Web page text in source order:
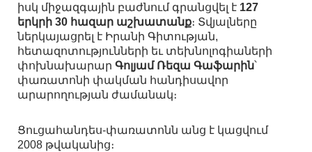
իսկ միջազգային բաժնում գրանցվել է 127
երկրի 30 հազար աշխատանք։ Տվյալները
ներկայացրել է Իրանի Գիտության,
հետազոտությունների եւ տեխնոլոգիաների
փոխնախարար Գոլյամ Ռեզա Գաֆարին՝
փառատոնի փակման հանդիսավոր
արարողության ժամանակ։
Ցուցահանդես-փառատոնն անց է կացվում
2008 թվականից։